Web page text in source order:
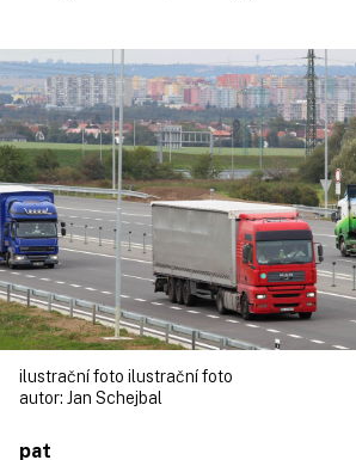
ilustrační foto ilustrační foto
autor: Jan Schejbal
pat